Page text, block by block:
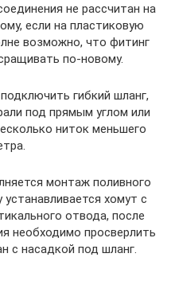
не рассчитан на
если на пластиковую
возможно, что фитинг
по-новому.
гибкий шланг,
под прямым углом или
ниток меньшего
монтаж поливного
хомут с
отвода, после
необходимо просверлить
с насадкой под шланг.